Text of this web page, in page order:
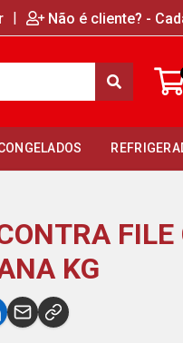
| Não é cliente? -
FILE
KG